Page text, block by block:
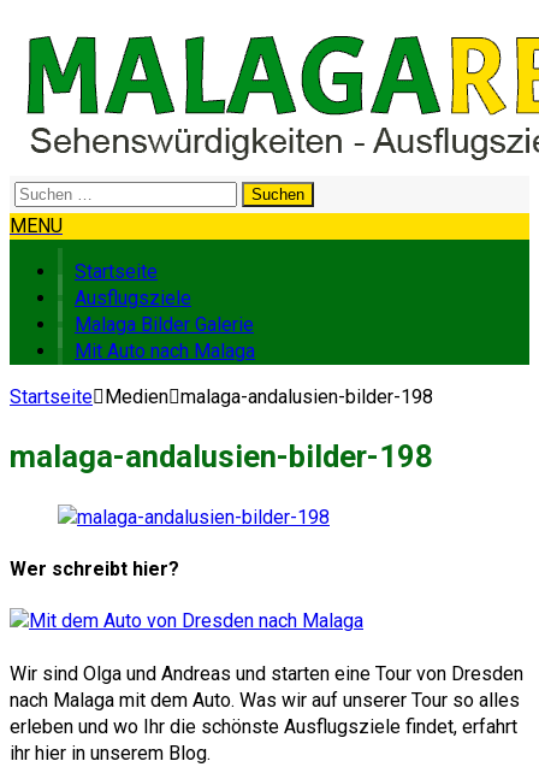
Suchen
nach:
MENU
Startseite
Ausflugsziele
Malaga Bilder Galerie
Mit Auto nach Malaga
Startseite Medien malaga-andalusien-bilder-198
malaga-andalusien-bilder-198
Wer schreibt hier?
Wir sind Olga und Andreas und starten eine Tour von Dresden
nach Malaga mit dem Auto. Was wir auf unserer Tour so alles
erleben und wo Ihr die schönste Ausflugsziele findet, erfahrt
ihr hier in unserem Blog.